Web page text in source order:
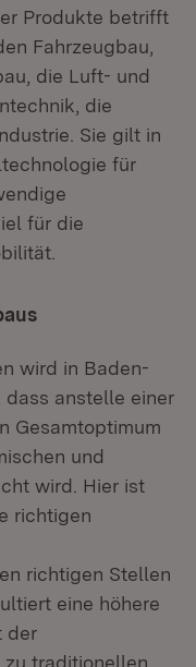
Produkte betrifft
Fahrzeugbau,
die Luft- und
die
Sie gilt in
für
für die
wird in Baden-
anstelle einer
Gesamtoptimum
und
wird. Hier ist
richtigen
richtigen Stellen
eine höhere
der
traditionellen